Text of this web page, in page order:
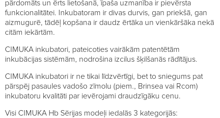
pārdomāts un ērts lietošanā, īpaša uzmanība ir pievērsta
funkcionalitātei. Inkubatoram ir divas durvis, gan priekšā, gan
aizmugurē, tādēļ kopšana ir daudz ērtāka un vienkāršāka nekā
citām iekārtām.
CIMUKA inkubatori, pateicoties vairākām patentētām
inkubācijas sistēmām, nodrošina izcilus šķilšanās rādītājus.
CIMUKA inkubatori ir ne tikai līdzvērtīgi, bet to sniegums pat
pārspēj pasaules vadošo zīmolu (piem., Brinsea vai Rcom)
inkubatoru kvalitāti par ievērojami draudzīgāku cenu.
Visi CIMUKA Hb Sērijas modeļi iedalās 3 kategorijās: